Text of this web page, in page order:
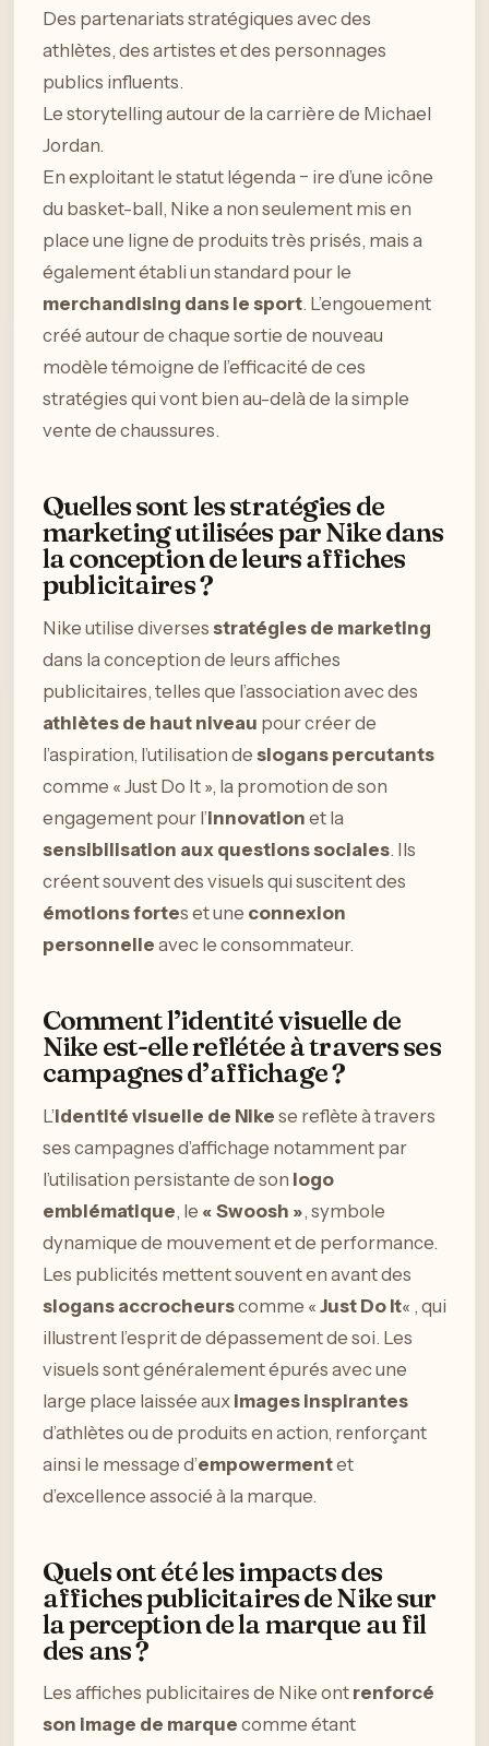
Des partenariats stratégiques avec des
athlètes, des artistes et des personnages
publics influents.
Le storytelling autour de la carrière de Michael
Jordan.
En exploitant le statut légenda − ire d’une icône
du basket-ball, Nike a non seulement mis en
place une ligne de produits très prisés, mais a
également établi un standard pour le
merchandising dans le sport. L’engouement
créé autour de chaque sortie de nouveau
modèle témoigne de l’efficacité de ces
stratégies qui vont bien au-delà de la simple
vente de chaussures.
Quelles sont les stratégies de
marketing utilisées par Nike dans
la conception de leurs affiches
publicitaires ?
Nike utilise diverses stratégies de marketing
dans la conception de leurs affiches
publicitaires, telles que l’association avec des
athlètes de haut niveau pour créer de
l’aspiration, l’utilisation de slogans percutants
comme « Just Do It », la promotion de son
engagement pour l’innovation et la
sensibilisation aux questions sociales. Ils
créent souvent des visuels qui suscitent des
émotions fortes et une connexion
personnelle avec le consommateur.
Comment l’identité visuelle de
Nike est-elle reflétée à travers ses
campagnes d’affichage ?
L’identité visuelle de Nike se reflète à travers
ses campagnes d’affichage notamment par
l’utilisation persistante de son logo
emblématique, le « Swoosh », symbole
dynamique de mouvement et de performance.
Les publicités mettent souvent en avant des
slogans accrocheurscomme « Just Do It« , qui
illustrent l’esprit de dépassement de soi. Les
visuels sont généralement épurés avec une
large place laissée aux images inspirantes
d’athlètes ou de produits en action, renforçant
ainsi le message d’empowermentet
d’excellence associé à la marque.
Quels ont été les impacts des
affiches publicitaires de Nike sur
la perception de la marque au fil
des ans ?
Les affiches publicitaires de Nike ont renforcé
son image de marque comme étant